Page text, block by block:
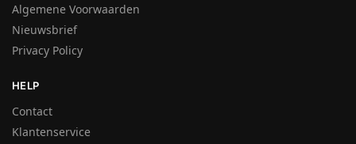
Algemene Voorwaarden
Nieuwsbrief
Privacy Policy
HELP
Contact
Klantenservice